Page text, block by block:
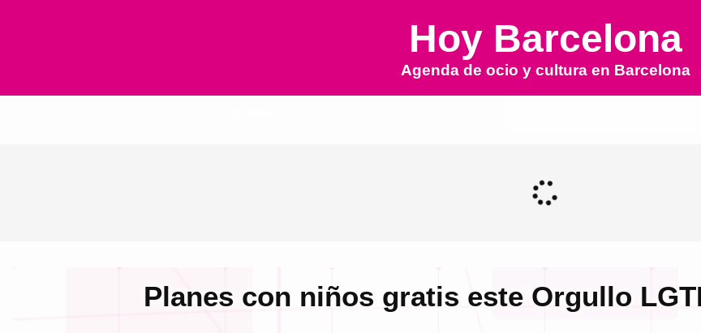
Hoy Barcelona
Agenda de ocio y cultura en Barcelona
Planes con niños gratis este Orgullo